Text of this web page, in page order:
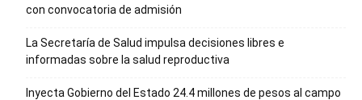
con convocatoria de admisión
La Secretaría de Salud impulsa decisiones libres e
informadas sobre la salud reproductiva
Inyecta Gobierno del Estado 24.4 millones de pesos al campo